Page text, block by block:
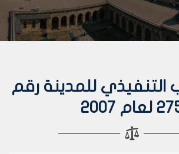
التنفيذي للمدينة رقم
لعام 2007